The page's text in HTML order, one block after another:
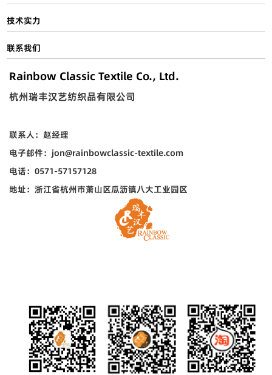
技术实力
联系我们
Rainbow Classic Textile Co., Ltd.
杭州瑞丰汉艺纺织品有限公司
联系人：赵经理
电子邮件：jon@rainbowclassic-textile.com
电话：0571-57157128
地址：浙江省杭州市萧山区瓜沥镇八大工业园区